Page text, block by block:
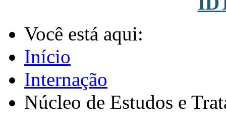
Você está aqui:
Início
Internação
Núcleo de Estudos e